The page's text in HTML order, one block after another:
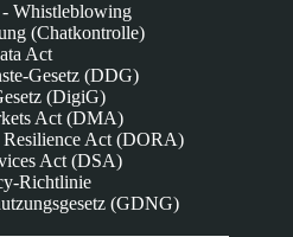
Whistleblowing
(Chatkontrolle)
Act
Gesetz (DDG)
(DigiG)
Act (DMA)
Act (DORA)
Act (DSA)
Richtlinie
(GDNG)